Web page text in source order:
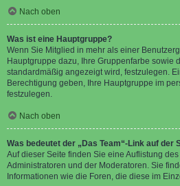
Nach oben
Was ist eine Hauptgruppe?
Wenn Sie Mitglied in mehr als einer
Hauptgruppe dazu, Ihre Gruppenfarbe sowie
standardmäßig angezeigt wird, festzulegen.
Berechtigung geben, Ihre Hauptgruppe im
festzulegen.
Nach oben
Was bedeutet der „Das Team“-Link auf der
Auf dieser Seite finden Sie eine Auflistung
Administratoren und der Moderatoren. Sie
Informationen wie die Foren, die diese im